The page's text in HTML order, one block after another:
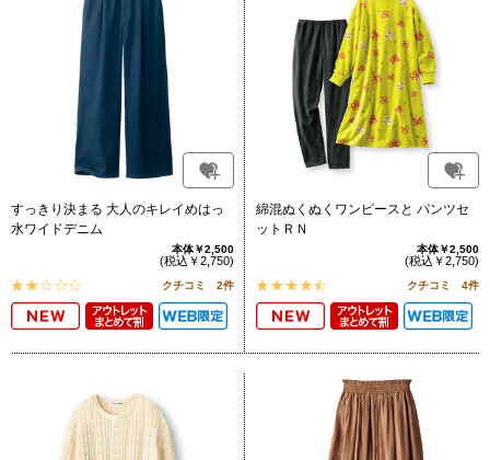
すっきり決まる 大人のキレイめはっ
水ワイドデニム
本体￥2,500
(税込￥2,750)
クチコミ 2件
綿混ぬくぬくワンピースと パンツセ
ットＲＮ
本体￥2,500
(税込￥2,750)
クチコミ 4件